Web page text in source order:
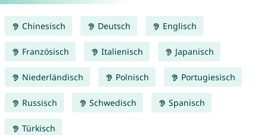
Chinesisch Deutsch Englisch
Französisch Italienisch Japanisch
Niederländisch Polnisch Portugiesisch
Russisch Schwedisch Spanisch
Türkisch